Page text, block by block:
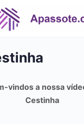
vindos a nossa
Cestinha